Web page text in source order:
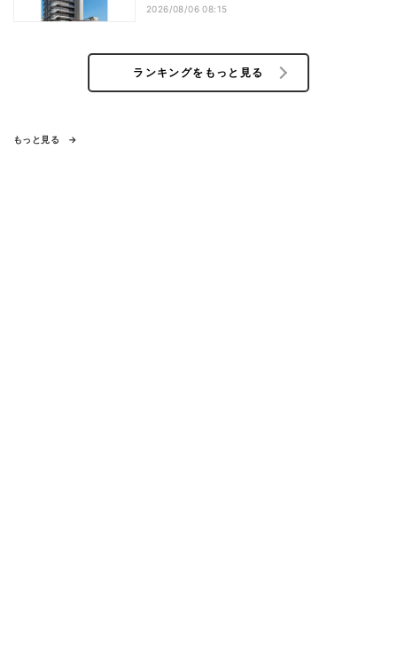
2026/08/06 08:15
ランキングをもっと見る
もっと見る